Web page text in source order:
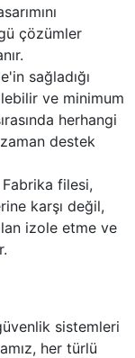
çözümler
sağladığı
ve minimum
herhangi
destek
Fabrika filesi,
karşı değil,
izole etme ve
sistemleri
her türlü